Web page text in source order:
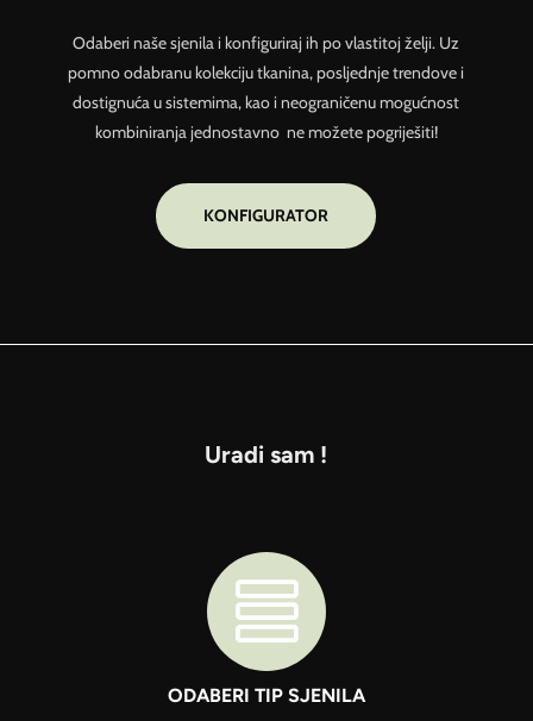
Odaberi naše sjenila i konfiguriraj ih po vlastitoj želji. Uz
pomno odabranu kolekciju tkanina, posljednje trendove i
dostignuća u sistemima, kao i neograničenu mogućnost
kombiniranja jednostavno ne možete pogriješiti!
KONFIGURATOR
Uradi sam !

ODABERI TIP SJENILA